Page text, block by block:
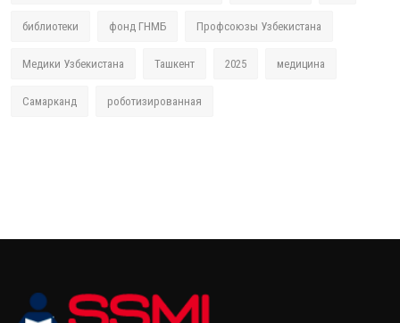
библиотеки фонд ГНМБ Профсоюзы Узбекистана
Медики Узбекистана Ташкент 2025 медицина
Самарканд роботизированная